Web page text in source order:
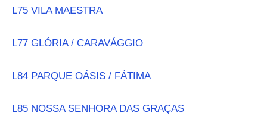
L75 VILA MAESTRA
L77 GLÓRIA / CARAVÁGGIO
L84 PARQUE OÁSIS / FÁTIMA
L85 NOSSA SENHORA DAS GRAÇAS